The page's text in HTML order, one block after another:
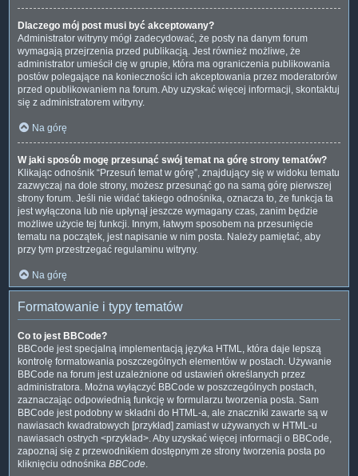
Dlaczego mój post musi być akceptowany?
Administrator witryny mógł zadecydować, że posty na danym forum
wymagają przejrzenia przed publikacją. Jest również możliwe, że
administrator umieścił cię w grupie, która ma ograniczenia publikowania
postów polegające na konieczności ich akceptowania przez moderatorów
przed opublikowaniem na forum. Aby uzyskać więcej informacji, skontaktuj
się z administratorem witryny.
Na górę
W jaki sposób mogę przesunąć swój temat na górę strony tematów?
Klikając odnośnik “Przesuń temat w górę”, znajdujący się w widoku tematu
zazwyczaj na dole strony, możesz przesunąć go na samą górę pierwszej
strony forum. Jeśli nie widać takiego odnośnika, oznacza to, że funkcja ta
jest wyłączona lub nie upłynął jeszcze wymagany czas, zanim będzie
możliwe użycie tej funkcji. Innym, łatwym sposobem na przesunięcie
tematu na początek, jest napisanie w nim posta. Należy pamiętać, aby
przy tym przestrzegać regulaminu witryny.
Na górę
Formatowanie i typy tematów
Co to jest BBCode?
BBCode jest specjalną implementacją języka HTML, która daje lepszą
kontrolę formatowania poszczególnych elementów w postach. Używanie
BBCode na forum jest uzależnione od ustawień określanych przez
administratora. Można wyłączyć BBCode w poszczególnych postach,
zaznaczając odpowiednią funkcję w formularzu tworzenia posta. Sam
BBCode jest podobny w składni do HTML-a, ale znaczniki zawarte są w
nawiasach kwadratowych [przykład] zamiast w używanych w HTML-u
nawiasach ostrych <przykład>. Aby uzyskać więcej informacji o BBCode,
zapoznaj się z przewodnikiem dostępnym ze strony tworzenia posta po
kliknięciu odnośnika BBCode.